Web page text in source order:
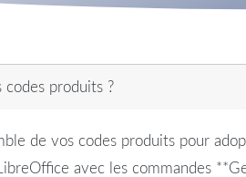
produits ?
de vos codes produits pour
avec les commandes